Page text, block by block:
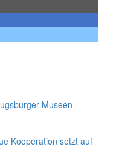
Museen
Kooperation setzt auf